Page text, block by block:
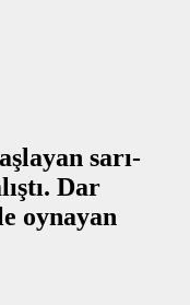
sarı-
Dar
oynayan